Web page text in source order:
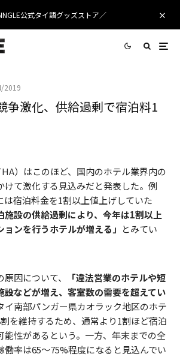
公式タイ語グッズストア／
2019
争激化、供給過剰で宿泊料1
）はこのほど、国内のホテル業界内の
けて激化する見込みだと発表した。例
は宿泊料金を1割以上値上げしていた
施設の供給過剰により、今年は1割以上
ンを行うホテルが増える」 とみてい
因について、
「違法営業のホテルや短
設などが増え、客室数の需要を超えてい
イ南部パンガー県カオラック地区のホテ
を維持するため、通常より1割ほど宿泊
能性があるという。一方、年末までの全
働率は65～75%程度になると見込んでい